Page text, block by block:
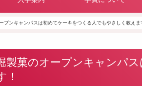
プンキャンパスは初めてケーキをつくる人でもやさしく教えま
製菓のオープンキャンパ
！